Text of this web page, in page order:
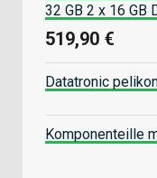
32 GB 2 x 16 GB
519,90 €
Datatronic
Komponenteille